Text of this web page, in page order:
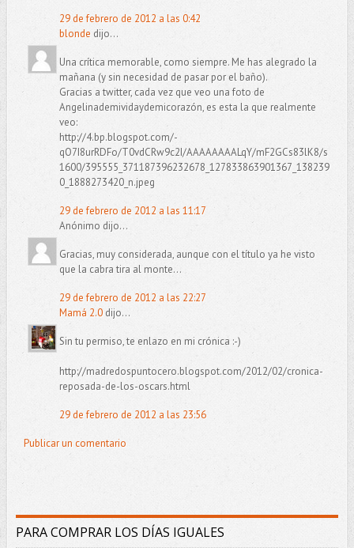
29 de febrero de 2012 a las 0:42
blonde dijo...
Una crítica memorable, como siempre. Me has alegrado la
mañana (y sin necesidad de pasar por el baño).
Gracias a twitter, cada vez que veo una foto de
Angelinademividaydemicorazón, es esta la que realmente
veo:
http://4.bp.blogspot.com/-
qO7I8urRDFo/T0vdCRw9c2I/AAAAAAAALqY/mF2GCs83lK8/s
1600/395555_371187396232678_127833863901367_138239
0_1888273420_n.jpeg
29 de febrero de 2012 a las 11:17
Anónimo dijo...
Gracias, muy considerada, aunque con el título ya he visto
que la cabra tira al monte...
29 de febrero de 2012 a las 22:27
Mamá 2.0dijo...
Sin tu permiso, te enlazo en mi crónica :-)
http://madredospuntocero.blogspot.com/2012/02/cronica-
reposada-de-los-oscars.html
29 de febrero de 2012 a las 23:56
Publicar un comentario
PARA COMPRAR LOS DÍAS IGUALES